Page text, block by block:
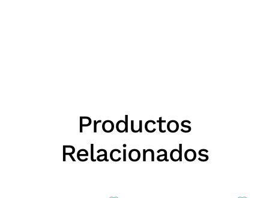
Productos
Relacionados